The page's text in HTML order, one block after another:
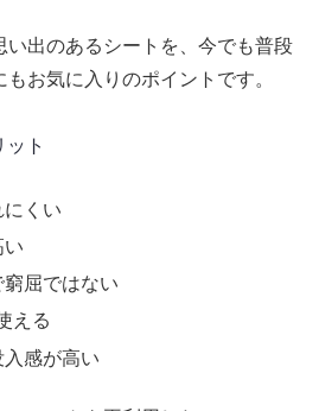
い出のあるシートを、今でも普段
お気に入りのポイントです。
ト
くい
い
屈ではない
える
感が高い